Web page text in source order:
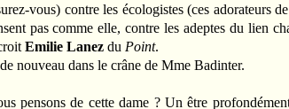
vous) contre les écologistes (ces adorateurs
pas comme elle, contre les adeptes du lien
Emilie Lanez du Point.
nouveau dans le crâne de Mme Badinter.
pensons de cette dame ? Un être